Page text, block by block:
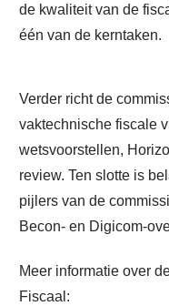
de kwaliteit van de
één van de kerntaken.
Verder richt de
vaktechnische fiscale
wetsvoorstellen,
review. Ten slotte is
pijlers van de
Becon- en Digicom-
Meer informatie over
Fiscaal: